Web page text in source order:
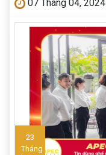
07 Tháng 04, 2024
23
Tháng